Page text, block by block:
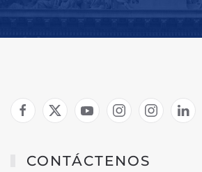
CONTÁCTENOS